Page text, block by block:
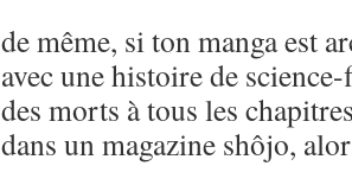
de même, si ton manga est
avec une histoire de
des morts à tous les
dans un magazine shôjo,